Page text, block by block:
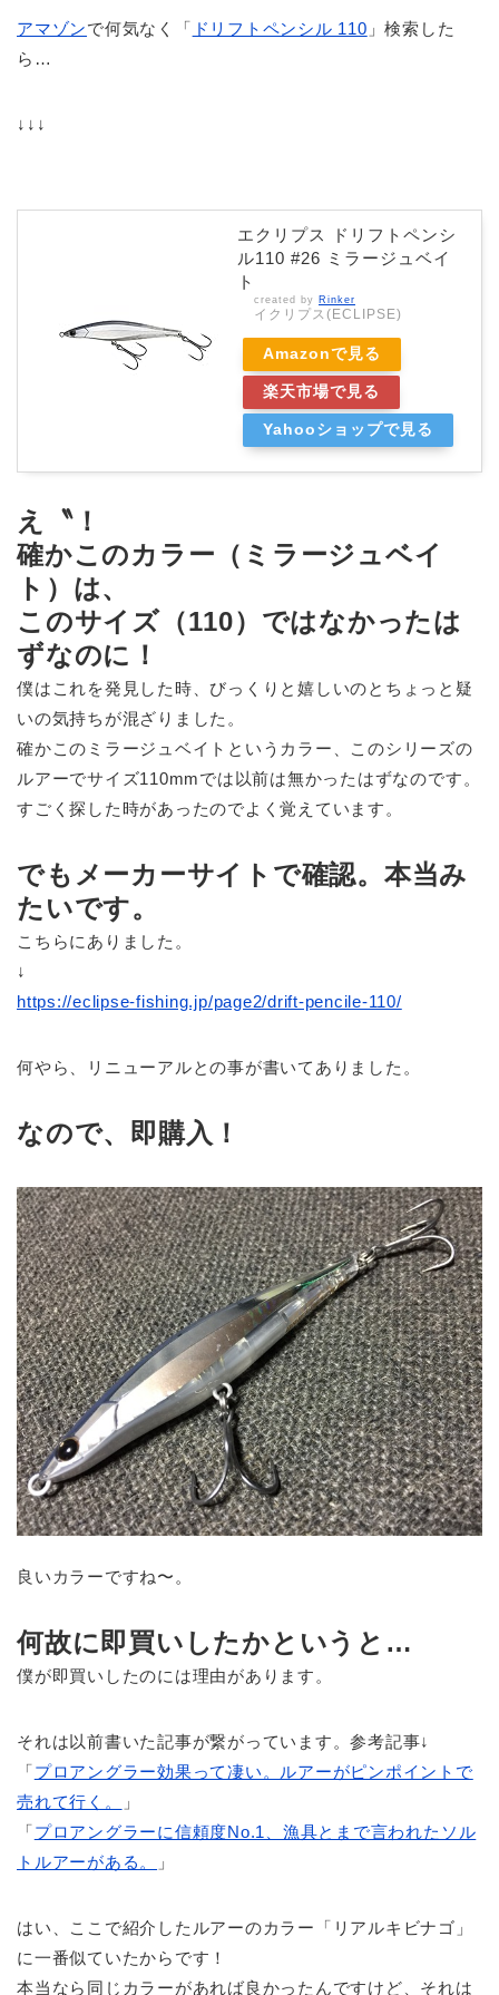
アマゾンで何気なく「 ドリフトペンシル 110 」検索した
ら…
↓↓↓
エクリプス ドリフトペンシ
ル110 #26 ミラージュベイ
ト
created by Rinker
イクリプス(ECLIPSE)
Amazonで見る
楽天市場で見る
Yahooショップで見る
え〝！
確かこのカラー（ミラージュベイ
ト）は、
このサイズ（110）ではなかったは
ずなのに！
僕はこれを発見した時、びっくりと嬉しいのとちょっと疑
いの気持ちが混ざりました。
確かこのミラージュベイトというカラー、このシリーズの
ルアーでサイズ110mmでは以前は無かったはずなのです。
すごく探した時があったのでよく覚えています。
でもメーカーサイトで確認。本当み
たいです。
こちらにありました。
↓
https://eclipse-fishing.jp/page2/drift-pencile-110/
何やら、リニューアルとの事が書いてありました。
なので、即購入！
良いカラーですね〜。
何故に即買いしたかというと…
僕が即買いしたのには理由があります。
それは以前書いた記事が繋がっています。参考記事↓
「プロアングラー効果って凄い。ルアーがピンポイントで
売れて行く。
」
「プロアングラーに信頼度No.1、漁具とまで言われたソル
トルアーがある。
」
はい、ここで紹介したルアーのカラー「リアルキビナゴ」
に一番似ていたからです！
本当なら同じカラーがあれば良かったんですけど、それは